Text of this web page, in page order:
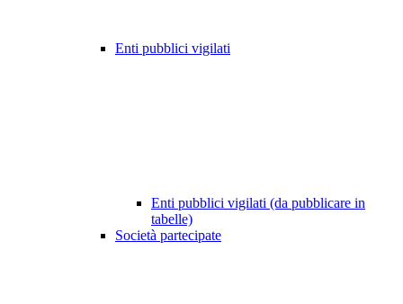
Enti pubblici vigilati
Enti pubblici vigilati (da pubblicare in
tabelle)
Società partecipate